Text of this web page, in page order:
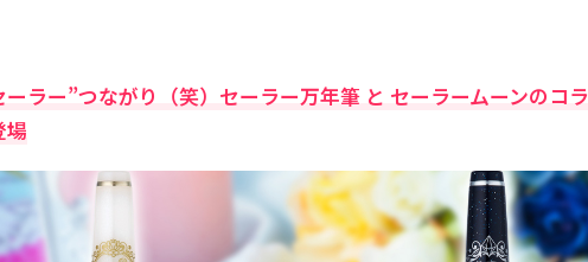
ーラー”つながり（笑）セーラー万年筆 と セーラームーンのコラ
場